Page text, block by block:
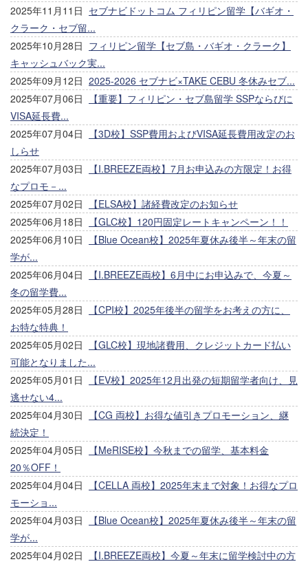
2025年11月11日 セブナビドットコム フィリピン留学【バギオ・
クラーク・セブ留...
2025年10月28日 フィリピン留学【セブ島・バギオ・クラーク】
キャッシュバック実...
2025年09月12日 2025-2026 セブナビ×TAKE CEBU 冬休みセブ...
2025年07月06日
【重要】フィリピン・セブ島留学 SSPならびに
VISA延長費...
2025年07月04日
【3D校】SSP費用およびVISA延長費用改定のお
しらせ
2025年07月03日
【I.BREEZE両校】7月お申込みの方限定！お得
なプロモ－...
2025年07月02日
【ELSA校】諸経費改定のお知らせ
2025年06月18日
【GLC校】120円固定レートキャンペーン！！
2025年06月10日
【Blue Ocean校】2025年夏休み後半～年末の留
学が...
2025年06月04日
【I.BREEZE両校】6月中にお申込みで、今夏～
冬の留学費...
2025年05月28日
【CPI校】2025年後半の留学をお考えの方に、
お特な特典！
2025年05月02日
【GLC校】現地諸費用、クレジットカード払い
可能となりました...
2025年05月01日
【EV校】2025年12月出発の短期留学者向け、見
逃せない4...
2025年04月30日
【CG 両校】お得な値引きプロモーション、継
続決定！
2025年04月05日
【MeRISE校】今秋までの留学、基本料金
20％OFF！
2025年04月04日
【CELLA 両校】2025年末まで対象！お得なプロ
モーショ...
2025年04月03日
【Blue Ocean校】2025年夏休み後半～年末の留
学が...
2025年04月02日
【I.BREEZE両校】今夏～年末に留学検討中の方